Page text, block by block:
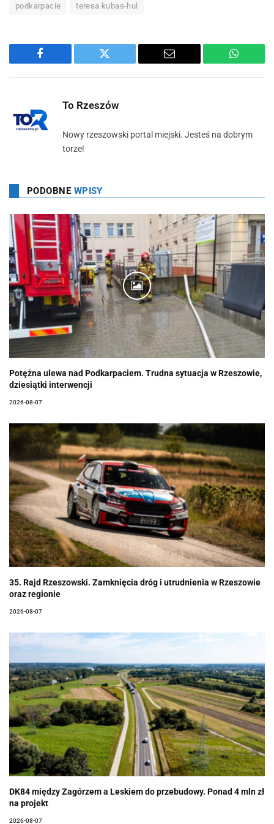
podkarpacie teresa kubas-hul
Facebook Twitter Email
To Rzeszów
Nowy rzeszowski portal miejski. Jesteś na dobrym
torze!
PODOBNE WPISY
Potężna ulewa nad Podkarpaciem. Trudna sytuacja w Rzeszowie,
dziesiątki interwencji
2026-08-07
35. Rajd Rzeszowski. Zamknięcia dróg i utrudnienia w Rzeszowie
oraz regionie
2026-08-07
DK84 między Zagórzem a Leskiem do przebudowy. Ponad 4 mln zł
na projekt
2026-08-07